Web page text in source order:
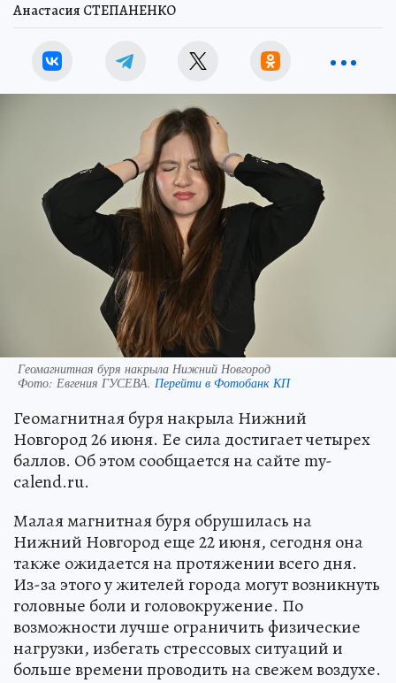
Анастасия СТЕПАНЕНКО
Геомагнитная буря накрыла Нижний Новгород
Фото: Евгения ГУСЕВА. Перейти в Фотобанк КП
Геомагнитная буря накрыла Нижний
Новгород 26 июня. Ее сила достигает четырех
баллов. Об этом сообщается на сайте my-
calend.ru.
Малая магнитная буря обрушилась на
Нижний Новгород еще 22 июня, сегодня она
также ожидается на протяжении всего дня.
Из-за этого у жителей города могут возникнуть
головные боли и головокружение. По
возможности лучше ограничить физические
нагрузки, избегать стрессовых ситуаций и
больше времени проводить на свежем воздухе.